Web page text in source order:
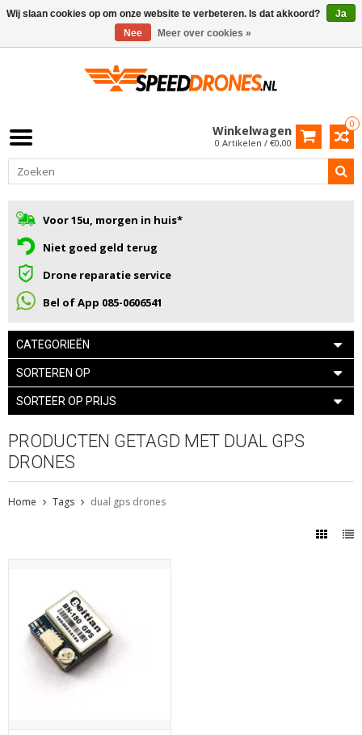
0
Winkelwagen
0 Artikelen / €0,00
Voor 15u, morgen in huis*
Niet goed geld terug
Drone reparatie service
Bel of App 085-0606541
CATEGORIEËN
SORTEREN OP
SORTEER OP PRIJS
PRODUCTEN GETAGD MET DUAL GPS
DRONES
Home Tags dual gps drones
Wij slaan cookies op om onze website te verbeteren. Is dat akkoord?
Ja
Nee
Meer over cookies »